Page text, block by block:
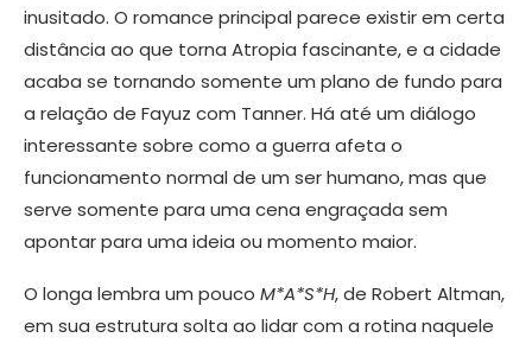
inusitado. O romance principal parece existir em certa
distância ao que torna Atropia fascinante, e a cidade
acaba se tornando somente um plano de fundo para
a relação de Fayuz com Tanner. Há até um diálogo
interessante sobre como a guerra afeta o
funcionamento normal de um ser humano, mas que
serve somente para uma cena engraçada sem
apontar para uma ideia ou momento maior.
O longa lembra um pouco M*A*S*H, de Robert Altman,
em sua estrutura solta ao lidar com a rotina naquele